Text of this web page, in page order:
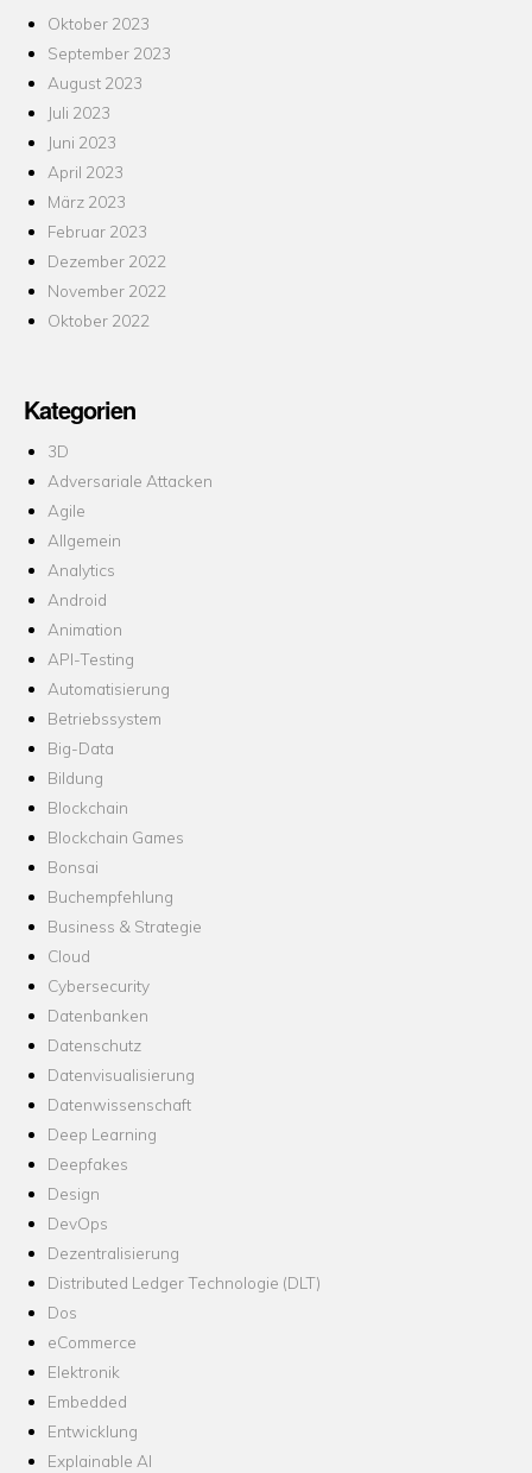
Oktober 2023
September 2023
August 2023
Juli 2023
Juni 2023
April 2023
März 2023
Februar 2023
Dezember 2022
November 2022
Oktober 2022
Kategorien
3D
Adversariale Attacken
Agile
Allgemein
Analytics
Android
Animation
API-Testing
Automatisierung
Betriebssystem
Big-Data
Bildung
Blockchain
Blockchain Games
Bonsai
Buchempfehlung
Business & Strategie
Cloud
Cybersecurity
Datenbanken
Datenschutz
Datenvisualisierung
Datenwissenschaft
Deep Learning
Deepfakes
Design
DevOps
Dezentralisierung
Distributed Ledger Technologie (DLT)
Dos
eCommerce
Elektronik
Embedded
Entwicklung
Explainable AI